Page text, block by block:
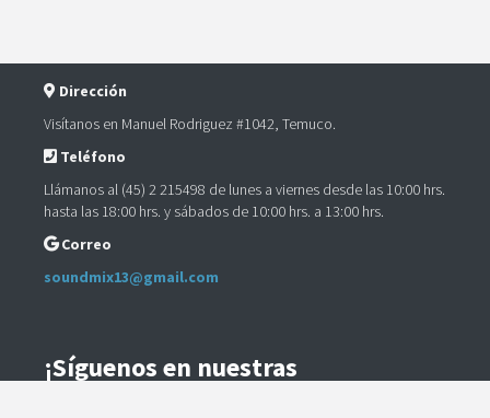
Dirección
Visítanos en Manuel Rodriguez #1042, Temuco.
Teléfono
Llámanos al (45) 2 215498 de lunes a viernes desde las 10:00 hrs.
hasta las 18:00 hrs. y sábados de 10:00 hrs. a 13:00 hrs.
Correo
soundmix13@gmail.com
¡Síguenos en nuestras